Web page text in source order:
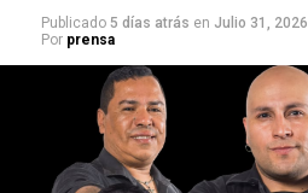
Publicado 5 días atrás en Julio 31, 2026
Por prensa